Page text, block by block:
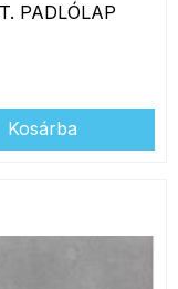
PADLÓLAP
Kosárba